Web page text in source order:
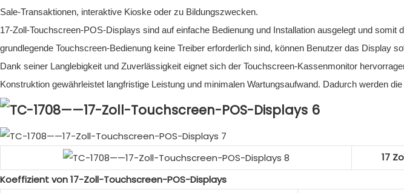
Sale-Transaktionen, interaktive Kioske oder zu Bildungszwecken.
17-Zoll-Touchscreen-POS-Displays sind auf einfache Bedienung und Installation ausgelegt und
grundlegende Touchscreen-Bedienung keine Treiber erforderlich sind, können Benutzer das Display
Dank seiner Langlebigkeit und Zuverlässigkeit eignet sich der Touchscreen-Kassenmonitor
Konstruktion gewährleistet langfristige Leistung und minimalen Wartungsaufwand. Dadurch werden
17
Koeffizient von 17-Zoll-Touchscreen-POS-Displays